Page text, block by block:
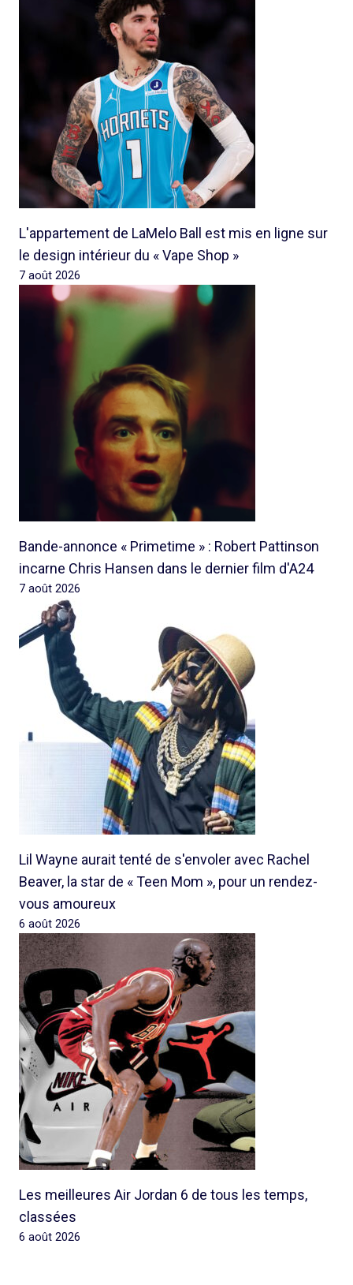
L'appartement de LaMelo Ball est mis en ligne sur
le design intérieur du « Vape Shop »
7 août 2026
Bande-annonce « Primetime » : Robert Pattinson
incarne Chris Hansen dans le dernier film d'A24
7 août 2026
Lil Wayne aurait tenté de s'envoler avec Rachel
Beaver, la star de « Teen Mom », pour un rendez-
vous amoureux
6 août 2026
Les meilleures Air Jordan 6 de tous les temps,
classées
6 août 2026